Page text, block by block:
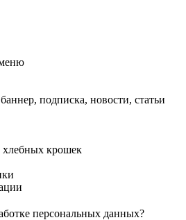
подписка, новости, статьи
хлебных крошек
персональных данных?